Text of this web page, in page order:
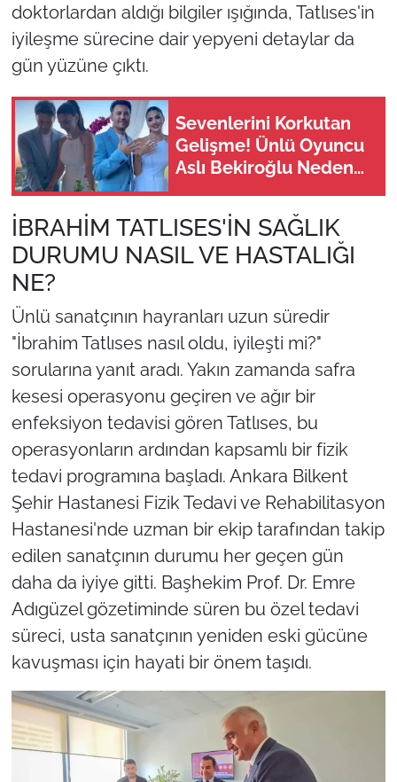
doktorlardan aldığı bilgiler ışığında, Tatlıses'in
iyileşme sürecine dair yepyeni detaylar da
gün yüzüne çıktı.
Sevenlerini Korkutan
Gelişme! Ünlü Oyuncu
Aslı Bekiroğlu Neden
İBRAHİM TATLISES'İN SAĞLIK
DURUMU NASIL VE HASTALIĞI
NE?
Ünlü sanatçının hayranları uzun süredir
"İbrahim Tatlıses nasıl oldu, iyileşti mi?"
sorularına yanıt aradı. Yakın zamanda safra
kesesi operasyonu geçiren ve ağır bir
enfeksiyon tedavisi gören Tatlıses, bu
operasyonların ardından kapsamlı bir fizik
tedavi programına başladı. Ankara Bilkent
Şehir Hastanesi Fizik Tedavi ve Rehabilitasyon
Hastanesi'nde uzman bir ekip tarafından takip
edilen sanatçının durumu her geçen gün
daha da iyiye gitti. Başhekim Prof. Dr. Emre
Adıgüzel gözetiminde süren bu özel tedavi
süreci, usta sanatçının yeniden eski gücüne
kavuşması için hayati bir önem taşıdı.